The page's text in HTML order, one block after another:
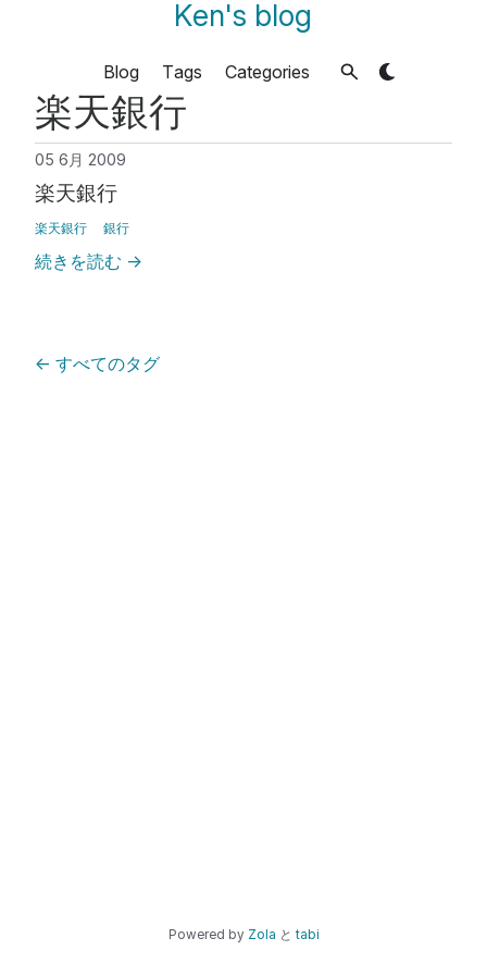
Ken's blog
Blog Tags Categories
楽天銀行
05 6月 2009
楽天銀行
楽天銀行 銀行
続きを読む →
← すべてのタグ
Powered by Zola と tabi